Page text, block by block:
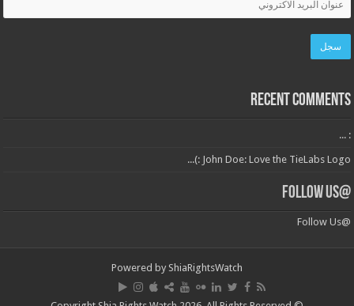
Recent Comments
: ...
John Doe: Love the TieLabs Logo :)...
@Follow Us
@Follow Us
Powered by ShiaRightsWatch